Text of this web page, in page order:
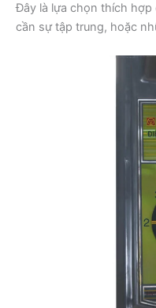
Đây là lựa chọn thích
cần sự tập trung, hoặc